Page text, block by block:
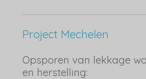
Project Mechelen
Opsporen van lekkage
en herstelling: